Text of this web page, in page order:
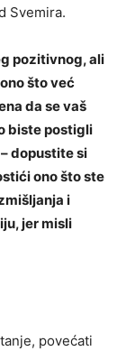
Svemira.
pozitivnog, ali
što već
da se vaš
biste postigli
dopustite si
ono što ste
i
jer misli
povećati